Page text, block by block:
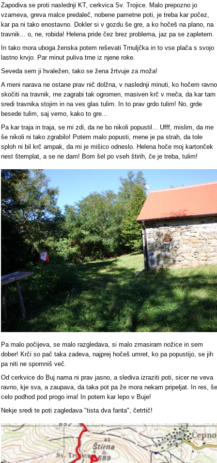
Zapodiva se proti naslednji KT, cerkvica Sv. Trojice. Malo prepozno jo
vzameva, greva malce predaleč, nobene pametne poti, je treba kar počez,
kar pa ni tako enostavno. Dokler si v gozdu še gre, a ko hočeš na plano, na
travnik... o, ne, robida! Helena pride čez brez problema, jaz pa se zapletem.
In tako mora uboga ženska potem reševati Trnuljčka in to vse plača s svojo
lastno krvjo. Par minut puliva trne iz njene roke.
Seveda sem ji hvaležen, tako se žena žrtvuje za moža!
A meni narava ne ostane prav nič dolžna, v naslednji minuti, ko hočem ravno
skočiti na travnik, me zagrabi tak ogromen, masiven krč v meča, da kar tam
sredi travnika stojim in na ves glas tulim. In to prav grdo tulim! No, grde
besede tulim, saj vemo, kako to gre...
Pa kar traja in traja, se mi zdi, da ne bo nikoli popustil... Ufff, mislim, da me
še nikoli ni tako zgrabilo! Potem malo popusti, mene je pa strah, da tole
sploh ni bil krč ampak, da mi je mišico odneslo. Helena hoče moj kartonček
nest štemplat, a se ne dam! Bom šel po vseh štirih, če je treba, tulim!
Pa malo počijeva, se malo razgledava, si malo zmasiram nožice in sem
dober! Krči so pač taka zadeva, najprej hočeš umret, ko pa popustijo, se jih
pa niti ne spomniš več.
Od cerkvice do Buj nama ni prav jasno, a slediva izraziti poti, sicer ne veva
ravno, kje sva, a zaupava, da taka pot pa že mora nekam pripeljat. In res, še
celo podhod pod progo ima! In potem kar lepo v Buje!
Nekje sredi te poti zagledava "tista dva fanta", četrtič!